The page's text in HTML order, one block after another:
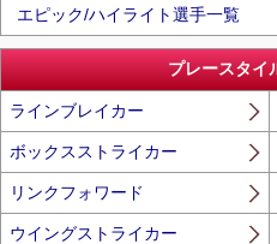
エピック/ハイライト選手一覧
プレースタイ
ラインブレイカー
ボックスストライカー
リンクフォワード
ウイングストライカー